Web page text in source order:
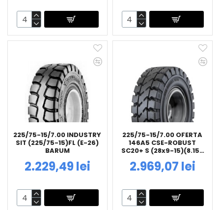
225/75-15/7.00 INDUSTRY
SIT (225/75-15)FL (E-26)
BARUM
2.229,49 lei
225/75-15/7.00 OFERTA
146A5 CSE-ROBUST
SC20+ S (28x9-15)(8.15-
15)FL (E-36.5) PLINE
CONTINENTAL
2.969,07 lei